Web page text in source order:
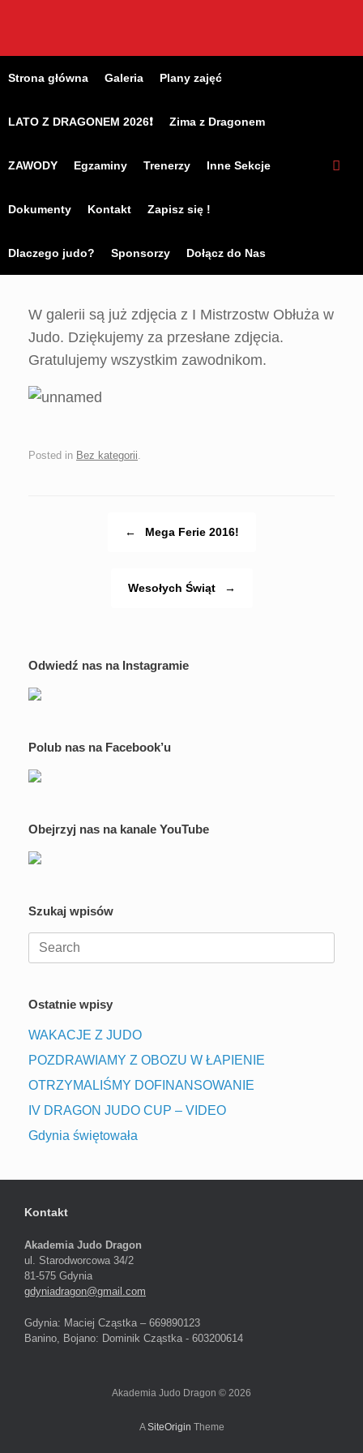
Strona główna Galeria Plany zajęć
LATO Z DRAGONEM 2026❗ Zima z Dragonem
ZAWODY Egzaminy Trenerzy Inne Sekcje
Dokumenty Kontakt Zapisz się !
Dlaczego judo? Sponsorzy Dołącz do Nas
W galerii są już zdjęcia z I Mistrzostw Obłuża w
Judo. Dziękujemy za przesłane zdjęcia.
Gratulujemy wszystkim zawodnikom.
Posted in Bez kategorii.
← Mega Ferie 2016!
Wesołych Świąt →
Odwiedź nas na Instagramie
Polub nas na Facebook’u
Obejrzyj nas na kanale YouTube
Szukaj wpisów
Search
for:
Ostatnie wpisy
WAKACJE Z JUDO
POZDRAWIAMY Z OBOZU W ŁAPIENIE
OTRZYMALIŚMY DOFINANSOWANIE
IV DRAGON JUDO CUP – VIDEO
Gdynia świętowała
Kontakt
Akademia Judo Dragon
ul. Starodworcowa 34/2
81-575 Gdynia
gdyniadragon@gmail.com
Gdynia: Maciej Cząstka – 669890123
Banino, Bojano: Dominik Cząstka - 603200614
Akademia Judo Dragon © 2026
ASiteOrigin Theme